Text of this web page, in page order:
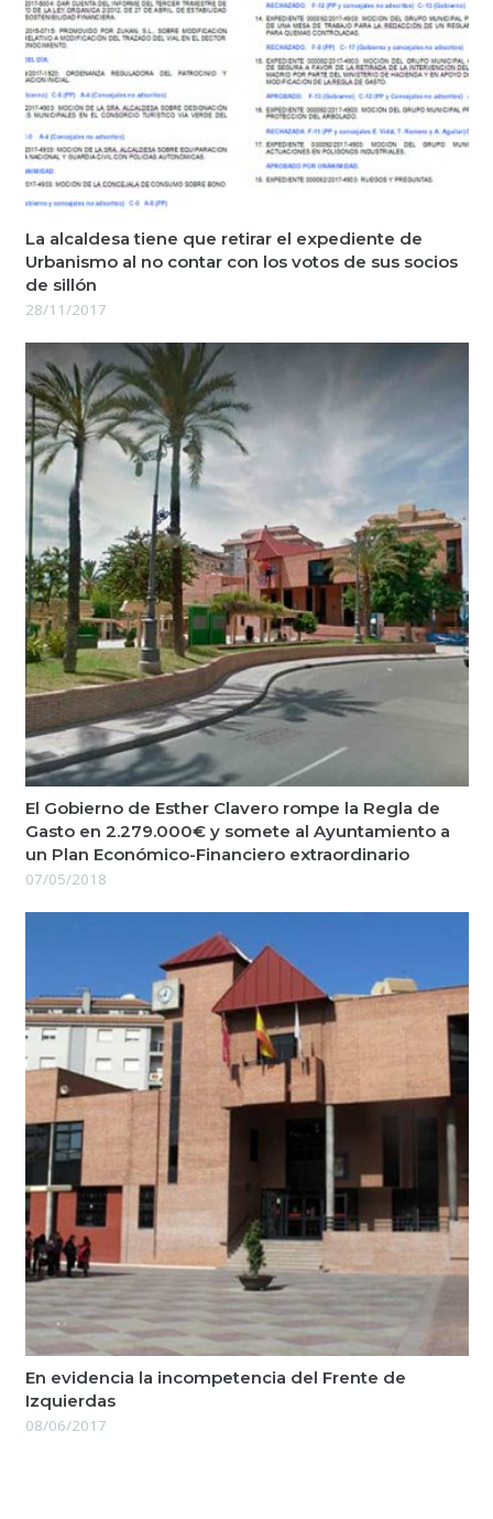
La alcaldesa tiene que retirar el expediente de
Urbanismo al no contar con los votos de sus socios
de sillón
28/11/2017
El Gobierno de Esther Clavero rompe la Regla de
Gasto en 2.279.000€ y somete al Ayuntamiento a
un Plan Económico-Financiero extraordinario
07/05/2018
En evidencia la incompetencia del Frente de
Izquierdas
08/06/2017